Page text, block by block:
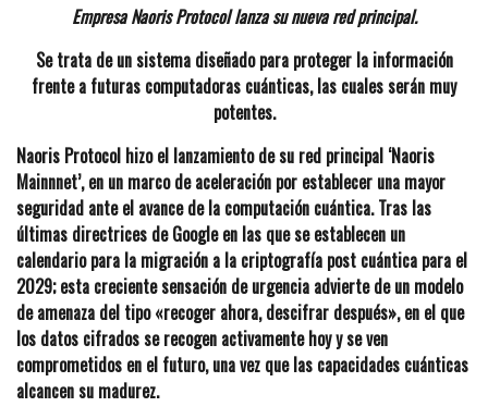
Empresa Naoris Protocol lanza su nueva red principal.
Se trata de un sistema diseñado para proteger la información
frente a futuras computadoras cuánticas, las cuales serán muy
potentes.
Naoris Protocol hizo el lanzamiento de su red principal ‘Naoris
Mainnnet’, en un marco de aceleración por establecer una mayor
seguridad ante el avance de la computación cuántica. Tras las
últimas directrices de Google en las que se establecen un
calendario para la migración a la criptografía post cuántica para el
2029; esta creciente sensación de urgencia advierte de un modelo
de amenaza del tipo «recoger ahora, descifrar después», en el que
los datos cifrados se recogen activamente hoy y se ven
comprometidos en el futuro, una vez que las capacidades cuánticas
alcancen su madurez.